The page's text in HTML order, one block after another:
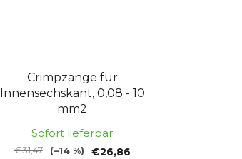
Crimpzange für
Innensechskant, 0,08 - 10
mm2
Sofort lieferbar
€26,86
€31,47 (–14 %)